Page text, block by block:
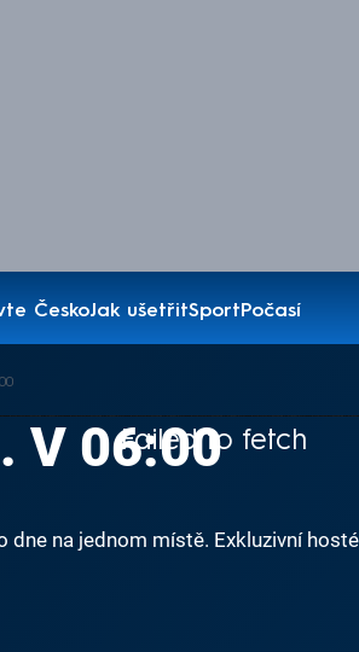
ČeskoJak ušetřitSportPočasí
Failed to fetch
V 06:00
na jednom místě. Exkluzivní